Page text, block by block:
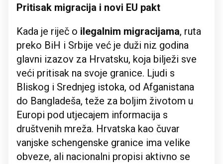
Pritisak migracija i novi EU pakt
Kada je riječ o ilegalnim migracijama, ruta
preko BiH i Srbije već je duži niz godina
glavni izazov za Hrvatsku, koja bilježi sve
veći pritisak na svoje granice. Ljudi s
Bliskog i Srednjeg istoka, od Afganistana
do Bangladeša, teže za boljim životom u
Europi pod utjecajem informacija s
društvenih mreža. Hrvatska kao čuvar
vanjske schengenske granice ima velike
obveze, ali nacionalni propisi aktivno se